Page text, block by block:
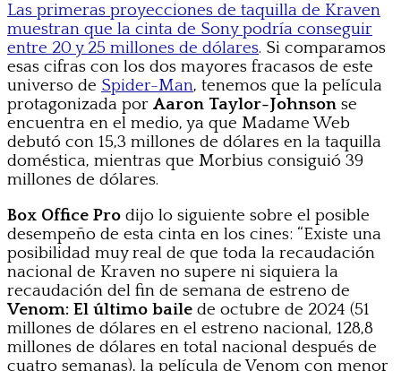
Las primeras proyecciones de taquilla de Kraven
muestran que la cinta de Sony podría conseguir
entre 20 y 25 millones de dólares. Si comparamos
esas cifras con los dos mayores fracasos de este
universo de Spider-Man, tenemos que la película
protagonizada por Aaron Taylor-Johnson se
encuentra en el medio, ya que Madame Web
debutó con 15,3 millones de dólares en la taquilla
doméstica, mientras que Morbius consiguió 39
millones de dólares.
Box Office Pro dijo lo siguiente sobre el posible
desempeño de esta cinta en los cines: “Existe una
posibilidad muy real de que toda la recaudación
nacional de Kraven no supere ni siquiera la
recaudación del fin de semana de estreno de
Venom: El último baile de octubre de 2024 (51
millones de dólares en el estreno nacional, 128,8
millones de dólares en total nacional después de
cuatro semanas), la película de Venom con menor